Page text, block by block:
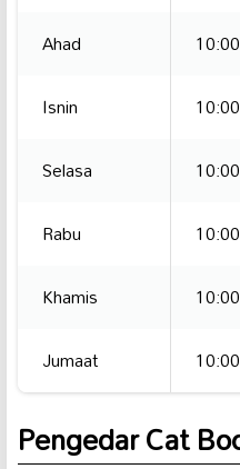
Ahad
Isnin
Selasa
Rabu
Khamis
Jumaat
Pengedar Cat